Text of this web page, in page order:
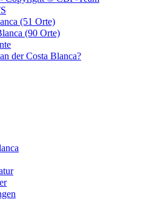
(51 Orte)
(90 Orte)
der Costa Blanca?